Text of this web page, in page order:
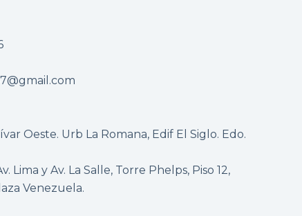
Oeste. Urb La Romana, Edif El Siglo. Edo.
Lima y Av. La Salle, Torre Phelps, Piso 12,
Venezuela.